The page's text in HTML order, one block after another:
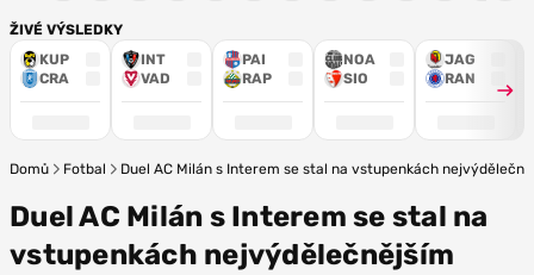
ŽIVÉ VÝSLEDKY
KUP
CRA
INT
VAD
PAI
RAP
NOA
SIO
JAG
RAN
Domů Fotbal Duel AC Milán s Interem se stal na vstupenkách
Duel AC Milán s Interem se stal na
vstupenkách nejvýdělečnějším